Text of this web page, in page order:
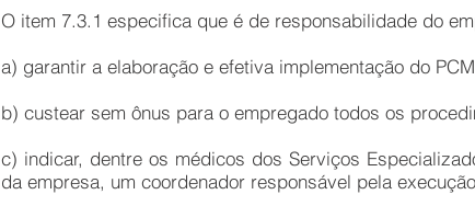
O item 7.3.1 especifica que é de responsabilidade do
a) garantir a elaboração e efetiva implementação do
b) custear sem ônus para o empregado todos os
c) indicar, dentre os médicos dos Serviços
da empresa, um coordenador responsável pela